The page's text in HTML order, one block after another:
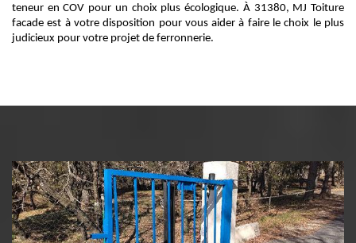
teneur en COV pour un choix plus écologique. À 31380, MJ Toiture
facade est à votre disposition pour vous aider à faire le choix le plus
judicieux pour votre projet de ferronnerie.